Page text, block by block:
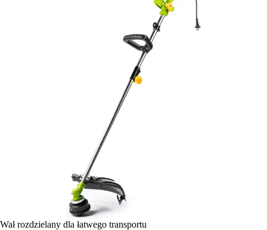
Wał rozdzielany dla łatwego transportu